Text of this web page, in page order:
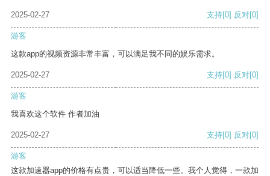
2025-02-27 支持[0] 反对[0]
游客
这款app的视频资源非常丰富，可以满足我不同的娱乐需求。
2025-02-27 支持[0] 反对[0]
游客
我喜欢这个软件 作者加油
2025-02-27 支持[0] 反对[0]
游客
这款加速器app的价格有点贵，可以适当降低一些。我个人觉得，一款加